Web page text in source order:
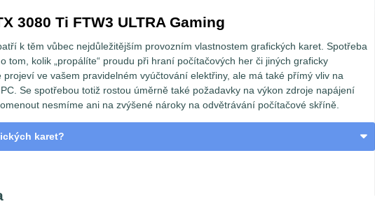
3080 Ti FTW3 ULTRA Gaming
k těm vůbec nejdůležitějším provozním vlastnostem grafických karet. Spotřeba
tom, kolik „propálíte“ proudu při hraní počítačových her či jiných graficky
projeví ve vašem pravidelném vyúčtování elektřiny, ale má také přímý vliv na
Se spotřebou totiž rostou úměrně také požadavky na výkon zdroje napájení
nesmíme ani na zvýšené nároky na odvětrávání počítačové skříně.
karet?